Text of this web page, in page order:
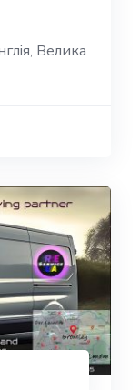
Велика